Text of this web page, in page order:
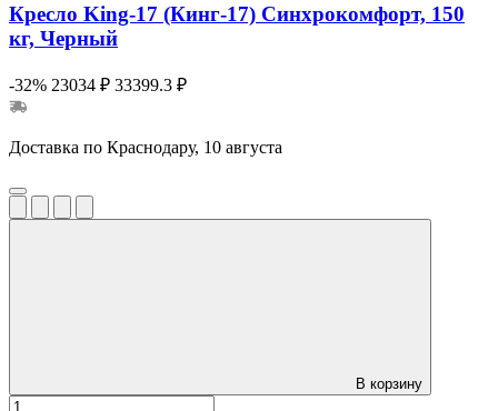
Кресло King-17 (Кинг-17) Синхрокомфорт, 150
кг, Черный
-32% 23034 ₽ 33399.3 ₽
Доставка по Краснодару, 10 августа
В корзину